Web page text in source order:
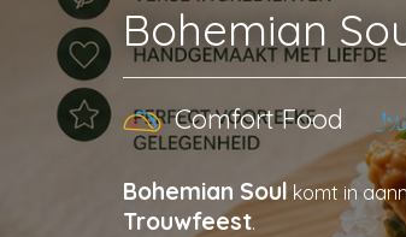
Bohemian
Comfort Food
Bohemian Soul komt in
Trouwfeest.